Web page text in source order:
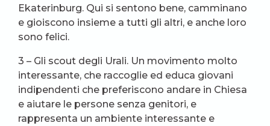
Ekaterinburg. Qui si sentono bene, camminano
e gioiscono insieme a tutti gli altri, e anche loro
sono felici.
3 – Gli scout degli Urali. Un movimento molto
interessante, che raccoglie ed educa giovani
indipendenti che preferiscono andare in Chiesa
e aiutare le persone senza genitori, e
rappresenta un ambiente interessante e